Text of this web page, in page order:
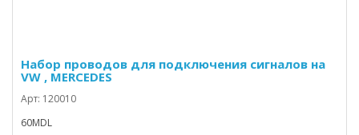
Набор проводов для подключения сигналов на
VW , MERCEDES
Арт: 120010
60MDL